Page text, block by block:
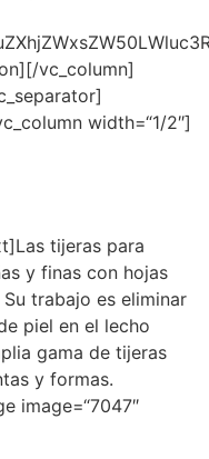
vc_column]
width=“1/2″]
tijeras para
y finas con hojas
trabajo es eliminar
piel en el lecho
gama de tijeras
y formas.
image=“7047″